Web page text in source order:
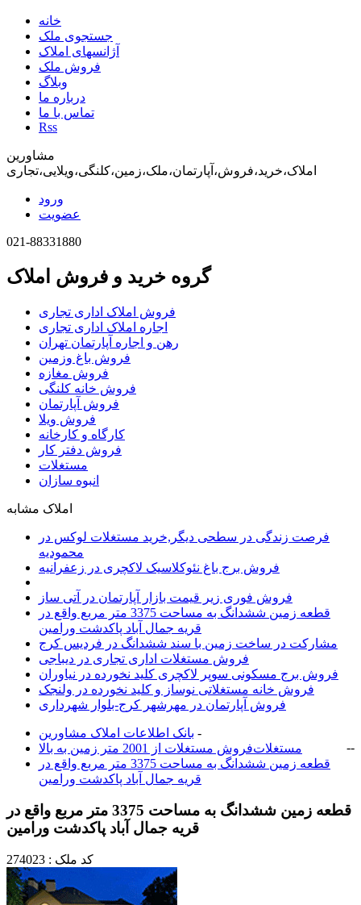
خانه
جستجوی ملک
آژانسهای املاک
فروش ملک
وبلاگ
درباره ما
تماس با ما
Rss
مشاورین
املاک،خرید،فروش،آپارتمان،ملک،زمین،کلنگی،ویلایی،تجاری
ورود
عضویت
021-88331880
گروه خرید و فروش املاک
فروش املاک اداری تجاری
اجاره املاک اداری تجاری
رهن و اجاره آپارتمان تهران
فروش باغ وزمین
فروش مغازه
فروش خانه کلنگی
فروش آپارتمان
فروش ویلا
کارگاه و کارخانه
فروش دفتر کار
مستغلات
انبوه سازان
املاک مشابه
فرصت زندگی در سطحی دیگر,خرید مستغلات لوکس در
محمودیه
فروش برج باغ نئوکلاسیک لاکچری در زعفرانیه
فروش فوری زیر قیمت بازار آپارتمان در آتی ساز
قطعه زمین ششدانگ به مساحت 3375 متر مربع واقع در
قریه جمال آباد پاکدشت ورامین
مشارکت در ساخت زمین با سند ششدانگ در فردیس کرج
فروش مستغلات اداری تجاری در دیباجی
فروش برج مسکونی سوپر لاکچری کلید نخورده در نیاوران
فروش خانه مستغلاتی نوساز و کلید نخورده در ولنجک
فروش آپارتمان در مهرشهر کرج-بلوار شهرداری
بانک اطلاعات املاک مشاورين -
مستغلات
- فروش مستغلات از 2001 متر زمین به بالا
-
قطعه زمین ششدانگ به مساحت 3375 متر مربع واقع در
قریه جمال آباد پاکدشت ورامین
قطعه زمین ششدانگ به مساحت 3375 متر مربع واقع در
قریه جمال آباد پاکدشت ورامین
کد ملک : 274023